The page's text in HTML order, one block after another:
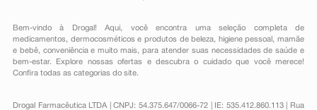
Bem-vindo à Drogal! Aqui, você encontra uma seleção completa de
medicamentos , dermocosméticos e produtos de beleza, higiene pessoal ,mamãe
e bebê, conveniênciae muito mais, para atender suas necessidades de saúde e
bem-estar. Explore nossas ofertas e descubra o cuidado que você merece!
Confira todas as categorias do site.
Drogal Farmacêutica LTDA | CNPJ: 54.375.647/0066-72 | IE: 535.412.860.113 | Rua